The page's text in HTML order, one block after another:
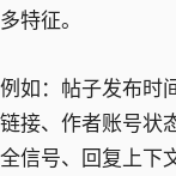
多特征。
例如：帖子发布时
链接、作者账号状
全信号、回复上下